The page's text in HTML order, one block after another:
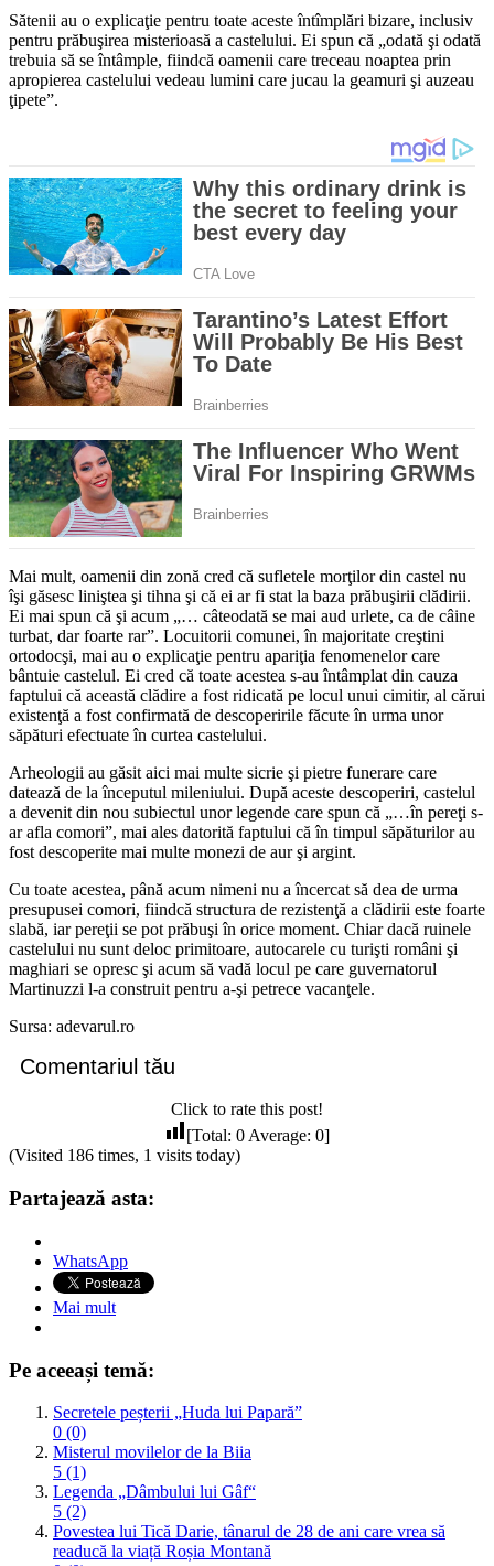
Sătenii au o explicaţie pentru toate aceste întîmplări bizare, inclusiv
pentru prăbuşirea misterioasă a castelului. Ei spun că „odată şi odată
trebuia să se întâmple, fiindcă oamenii care treceau noaptea prin
apropierea castelului vedeau lumini care jucau la geamuri şi auzeau
ţipete”.
Mai mult, oamenii din zonă cred că sufletele morţilor din castel nu
îşi găsesc liniştea şi tihna şi că ei ar fi stat la baza prăbuşirii clădirii.
Ei mai spun că şi acum „… câteodată se mai aud urlete, ca de câine
turbat, dar foarte rar”. Locuitorii comunei, în majoritate creştini
ortodocşi, mai au o explicaţie pentru apariţia fenomenelor care
bântuie castelul. Ei cred că toate acestea s-au întâmplat din cauza
faptului că această clădire a fost ridicată pe locul unui cimitir, al cărui
existenţă a fost confirmată de descoperirile făcute în urma unor
săpături efectuate în curtea castelului.
Arheologii au găsit aici mai multe sicrie şi pietre funerare care
datează de la începutul mileniului. După aceste descoperiri, castelul
a devenit din nou subiectul unor legende care spun că „…în pereţi s-
ar afla comori”, mai ales datorită faptului că în timpul săpăturilor au
fost descoperite mai multe monezi de aur şi argint.
Cu toate acestea, până acum nimeni nu a încercat să dea de urma
presupusei comori, fiindcă structura de rezistenţă a clădirii este foarte
slabă, iar pereţii se pot prăbuşi în orice moment. Chiar dacă ruinele
castelului nu sunt deloc primitoare, autocarele cu turişti români şi
maghiari se opresc şi acum să vadă locul pe care guvernatorul
Martinuzzi l-a construit pentru a-şi petrece vacanţele.
Sursa: adevarul.ro
Comentariul tău
Click to rate this post!
[Total: 0Average: 0]
(Visited 186 times, 1 visits today)
Partajează asta:
WhatsApp
Mai mult
Pe aceeași temă:
Secretele peșterii „Huda lui Papară”
0 (0)
Misterul movilelor de la Biia
5 (1)
Legenda „Dâmbului lui Gâf“
5 (2)
Povestea lui Tică Darie, tânarul de 28 de ani care vrea să
readucă la viață Roșia Montană